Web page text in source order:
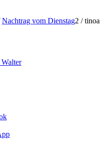
Nachtrag vom Dienstag2 / tinoa